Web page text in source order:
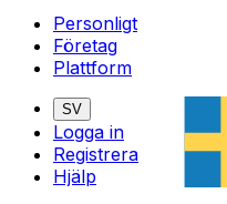
Personligt
Företag
Plattform
SV
Logga in
Registrera
Hjälp